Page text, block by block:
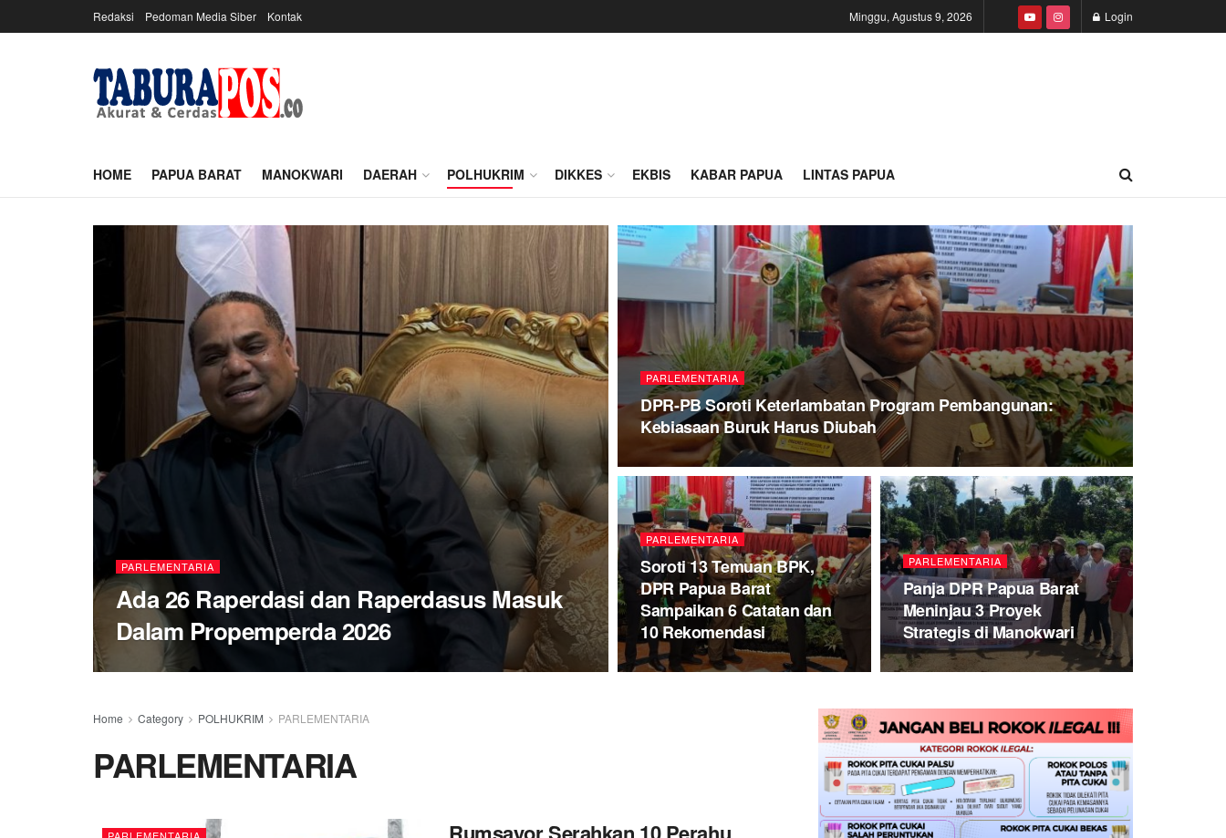
Redaksi Pedoman Media Siber Kontak Minggu, Agustus 9, 2026 Login
HOME PAPUA BARAT MANOKWARI DAERAH POLHUKRIM DIKKES EKBIS KABAR PAPUA LINTAS PAPUA
PARLEMENTARIA
Ada 26 Raperdasi dan Raperdasus Masuk
Dalam Propemperda 2026
PARLEMENTARIA
DPR-PB Soroti Keterlambatan Program Pembangunan:
Kebiasaan Buruk Harus Diubah
PARLEMENTARIA
Soroti 13 Temuan BPK,
DPR Papua Barat
Sampaikan 6 Catatan dan
10 Rekomendasi
PARLEMENTARIA
Panja DPR Papua Barat
Meninjau 3 Proyek
Strategis di Manokwari
Home Category POLHUKRIM PARLEMENTARIA
PARLEMENTARIA